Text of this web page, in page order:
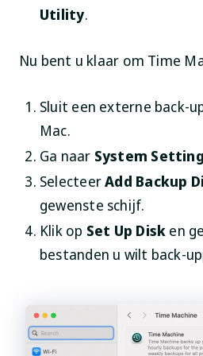
Utility.
Nu bent u klaar om Time
Sluit een externe back-
Mac.
Ga naar System
SelecteerAdd Backup
gewenste schijf.
Klik op Set Up Disk en
bestanden u wilt back-